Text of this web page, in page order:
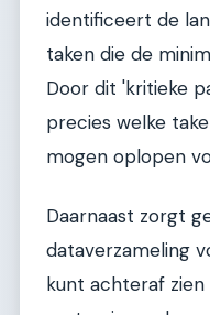
identificeert de
taken die de
Door dit 'kritieke
precies welke
mogen oplopen
Daarnaast zorgt
dataverzameling
kunt achteraf